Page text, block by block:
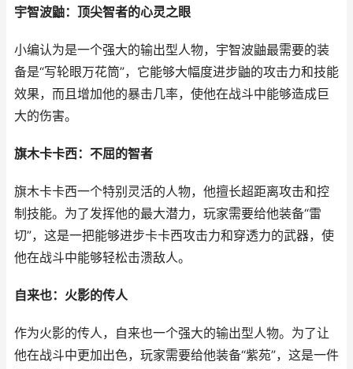
宇智波鼬：顶尖智者的心灵之眼
小编认为是一个强大的输出型人物，宇智波鼬最需要的装
备是“写轮眼万花筒”，它能够大幅度进步鼬的攻击力和技能
效果，而且增加他的暴击几率，使他在战斗中能够造成巨
大的伤害。
旗木卡卡西：不屈的智者
旗木卡卡西一个特别灵活的人物，他擅长超距离攻击和控
制技能。为了发挥他的最大潜力，玩家需要给他装备“雷
切”，这是一把能够进步卡卡西攻击力和穿透力的武器，使
他在战斗中能够轻松击溃敌人。
自来也：火影的传人
作为火影的传人，自来也一个强大的输出型人物。为了让
他在战斗中更加出色，玩家需要给他装备“紫苑”，这是一件